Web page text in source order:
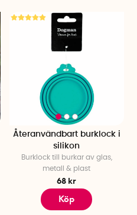
Återanvändbart burklock i
silikon
Burklock till burkar av glas,
metall & plast
68 kr
Köp